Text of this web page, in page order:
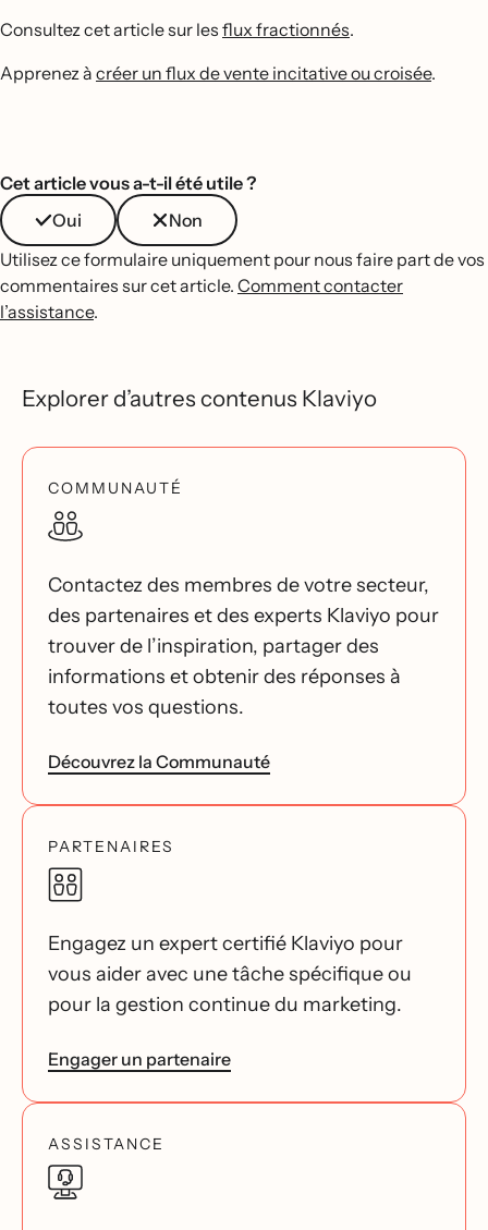
Consultez cet article sur les flux fractionnés.
Apprenez à créer un flux de vente incitative ou croisée.
Cet article vous a-t-il été utile ?
Oui
Non
Utilisez ce formulaire uniquement pour nous faire part de vos
commentaires sur cet article. Comment contacter
l’assistance.
Explorer d’autres contenus Klaviyo
COMMUNAUTÉ
Contactez des membres de votre secteur,
des partenaires et des experts Klaviyo pour
trouver de l’inspiration, partager des
informations et obtenir des réponses à
toutes vos questions.
Découvrez la Communauté
PARTENAIRES
Engagez un expert certifié Klaviyo pour
vous aider avec une tâche spécifique ou
pour la gestion continue du marketing.
Engager un partenaire
ASSISTANCE